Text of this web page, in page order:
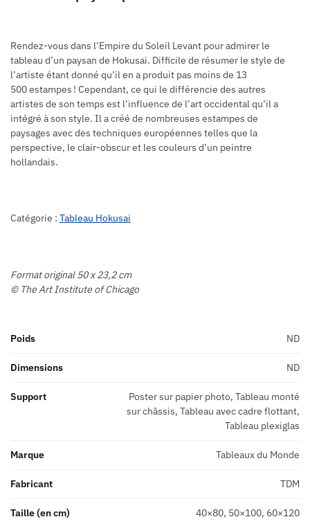
Rendez-vous dans l’Empire du Soleil Levant pour admirer le
tableau d’un paysan de Hokusai. Difficile de résumer le style de
l’artiste étant donné qu’il en a produit pas moins de 13
500 estampes ! Cependant, ce qui le différencie des autres
artistes de son temps est l’influence de l’art occidental qu’il a
intégré à son style. Il a créé de nombreuses estampes de
paysages avec des techniques européennes telles que la
perspective, le clair-obscur et les couleurs d’un peintre
hollandais.
Catégorie : Tableau Hokusai
Format original 50 x 23,2 cm
© The Art Institute of Chicago
Poids ND
Dimensions ND
Support
Poster sur papier photo, Tableau monté
sur châssis, Tableau avec cadre flottant,
Tableau plexiglas
Marque Tableaux du Monde
Fabricant TDM
Taille (en cm) 40×80, 50×100, 60×120